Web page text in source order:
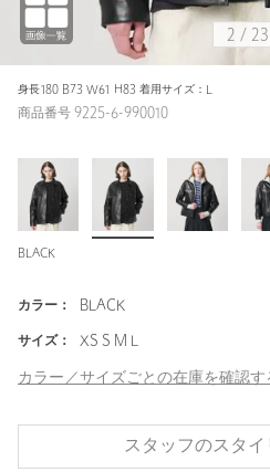
身長180 B73 W61 H83 着用サイズ：L
2 / 23
商品番号 9225-6-990010
BLACK
カラー： BLACK
サイズ： XS S M L
カラー／サイズごとの在庫を確認す
スタッフのスタイ